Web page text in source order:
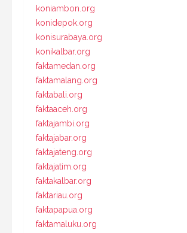
koniambon.org
konidepok.org
konisurabaya.org
konikalbar.org
faktamedan.org
faktamalang.org
faktabali.org
faktaaceh.org
faktajambi.org
faktajabar.org
faktajateng.org
faktajatim.org
faktakalbar.org
faktariau.org
faktapapua.org
faktamaluku.org